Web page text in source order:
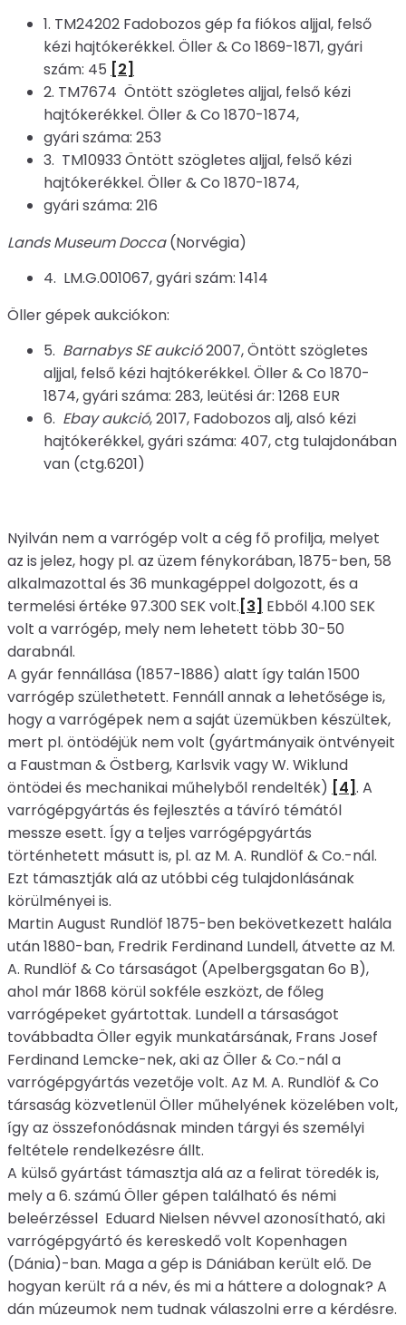
1. TM24202 Fadobozos gép fa fiókos aljjal, felső
kézi hajtókerékkel. Öller & Co 1869-1871, gyári
szám: 45 [2]
2. TM7674 Öntött szögletes aljjal, felső kézi
hajtókerékkel. Öller & Co 1870-1874,
gyári száma: 253
3. TM10933 Öntött szögletes aljjal, felső kézi
hajtókerékkel. Öller & Co 1870-1874,
gyári száma: 216
Lands Museum Docca(Norvégia)
4. LM.G.001067, gyári szám: 1414
Öller gépek aukciókon:
5. Barnabys SE aukció2007, Öntött szögletes
aljjal, felső kézi hajtókerékkel. Öller & Co 1870-
1874, gyári száma: 283, leütési ár: 1268 EUR
6. Ebay aukció, 2017, Fadobozos alj, alsó kézi
hajtókerékkel, gyári száma: 407, ctg tulajdonában
van (ctg.6201)
Nyilván nem a varrógép volt a cég fő profilja, melyet
az is jelez, hogy pl. az üzem fénykorában, 1875-ben, 58
alkalmazottal és 36 munkagéppel dolgozott, és a
termelési értéke 97.300 SEK volt. [3] Ebből 4.100 SEK
volt a varrógép, mely nem lehetett több 30-50
darabnál.
A gyár fennállása (1857-1886) alatt így talán 1500
varrógép születhetett. Fennáll annak a lehetősége is,
hogy a varrógépek nem a saját üzemükben készültek,
mert pl. öntödéjük nem volt (gyártmányaik öntvényeit
a Faustman & Östberg, Karlsvik vagy W. Wiklund
öntödei és mechanikai műhelyből rendelték) [4]. A
varrógépgyártás és fejlesztés a távíró témától
messze esett. Így a teljes varrógépgyártás
történhetett másutt is, pl. az M. A. Rundlöf & Co.-nál.
Ezt támasztják alá az utóbbi cég tulajdonlásának
körülményei is.
Martin August Rundlöf 1875-ben bekövetkezett halála
után 1880-ban, Fredrik Ferdinand Lundell, átvette az M.
A. Rundlöf & Co társaságot (Apelbergsgatan 6o B),
ahol már 1868 körül sokféle eszközt, de főleg
varrógépeket gyártottak. Lundell a társaságot
továbbadta Öller egyik munkatársának, Frans Josef
Ferdinand Lemcke-nek, aki az Öller & Co.-nál a
varrógépgyártás vezetője volt. Az M. A. Rundlöf & Co
társaság közvetlenül Öller műhelyének közelében volt,
így az összefonódásnak minden tárgyi és személyi
feltétele rendelkezésre állt.
A külső gyártást támasztja alá az a felirat töredék is,
mely a 6. számú Öller gépen található és némi
beleérzéssel Eduard Nielsen névvel azonosítható, aki
varrógépgyártó és kereskedő volt Kopenhagen
(Dánia)-ban. Maga a gép is Dániában került elő. De
hogyan került rá a név, és mi a háttere a dolognak? A
dán múzeumok nem tudnak válaszolni erre a kérdésre.